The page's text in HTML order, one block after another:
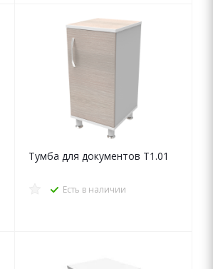
Тумба для документов Т1.01
Есть в наличии